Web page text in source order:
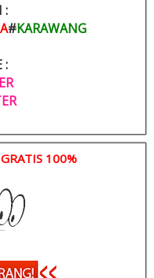
:
#KARAWANG
:
100%